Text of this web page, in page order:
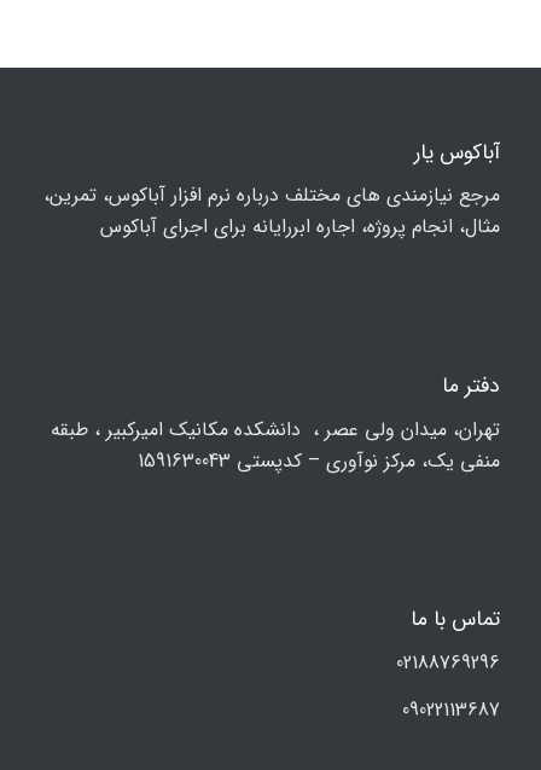
آباکوس یار
مرجع نیازمندی های مختلف درباره نرم افزار آباکوس، تمرین،
مثال، انجام پروژه، اجاره ابررایانه برای اجرای آباکوس
دفتر ما
تهران، ميدان ولي عصر ، دانشکده مكانيك امیرکبیر ، طبقه
منفی یک، مرکز نوآوری – کدپستی 1591630043
تماس با ما
02188769296
09022113687